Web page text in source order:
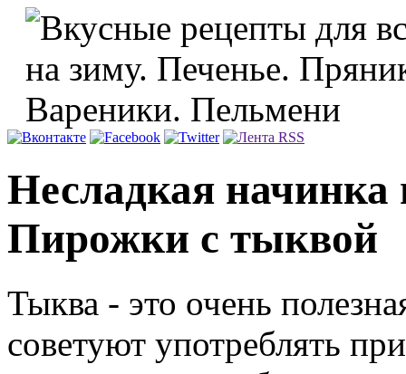
Несладкая
Пирожки с тыквой
Тыква - это очень
советуют употреблять